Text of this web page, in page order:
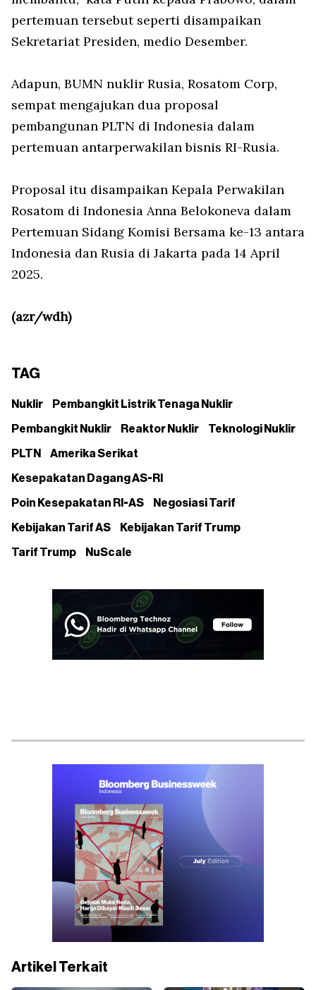
pertemuan tersebut seperti disampaikan
Sekretariat Presiden, medio Desember.
Adapun, BUMN nuklir Rusia, Rosatom Corp,
sempat mengajukan dua proposal
pembangunan PLTN di Indonesia dalam
pertemuan antarperwakilan bisnis RI-Rusia.
Proposal itu disampaikan Kepala Perwakilan
Rosatom di Indonesia Anna Belokoneva dalam
Pertemuan Sidang Komisi Bersama ke-13 antara
Indonesia dan Rusia di Jakarta pada 14 April
2025.
(azr/wdh)
TAG
Nuklir Pembangkit Listrik Tenaga Nuklir
Pembangkit Nuklir Reaktor Nuklir Teknologi Nuklir
PLTN Amerika Serikat
Kesepakatan Dagang AS-RI
Poin Kesepakatan RI-AS Negosiasi Tarif
Kebijakan Tarif AS Kebijakan Tarif Trump
Tarif Trump NuScale
Artikel Terkait